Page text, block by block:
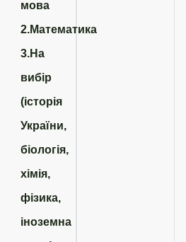
мова
2.Математика
3.На
вибір
(історія
України,
біологія,
хімія,
фізика,
іноземна